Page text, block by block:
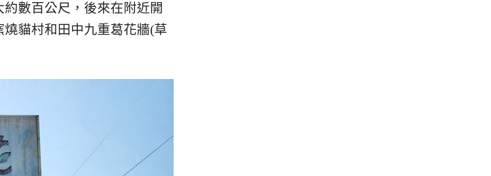
數百公尺，後來在附近開
貓村和田中九重葛花牆(草